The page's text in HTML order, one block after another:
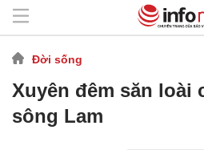
Đời sống
Xuyên đêm săn loài
sông Lam